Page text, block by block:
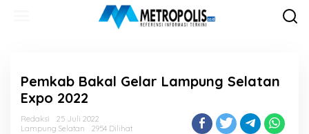
Pemkab Bakal Gelar Lampung Selatan
Expo 2022
Redaksi
25 Juli 2022
Lampung Selatan
2954 Dilihat